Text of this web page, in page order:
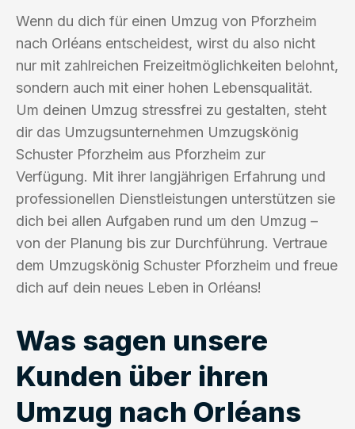
Wenn du dich für einen Umzug von Pforzheim
nach Orléans entscheidest, wirst du also nicht
nur mit zahlreichen Freizeitmöglichkeiten belohnt,
sondern auch mit einer hohen Lebensqualität.
Um deinen Umzug stressfrei zu gestalten, steht
dir das Umzugsunternehmen Umzugskönig
Schuster Pforzheim aus Pforzheim zur
Verfügung. Mit ihrer langjährigen Erfahrung und
professionellen Dienstleistungen unterstützen sie
dich bei allen Aufgaben rund um den Umzug –
von der Planung bis zur Durchführung. Vertraue
dem Umzugskönig Schuster Pforzheim und freue
dich auf dein neues Leben in Orléans!
Was sagen unsere
Kunden über ihren
Umzug nach Orléans